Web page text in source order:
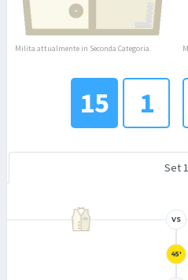
Milita attualmente in Seconda Categoria.
1
15
Set 1
VS
45'